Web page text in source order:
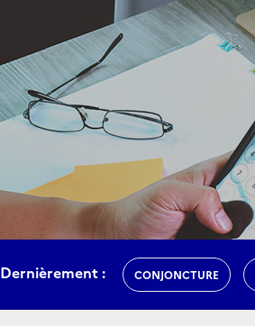
Dernièrement : CONJONCTURE